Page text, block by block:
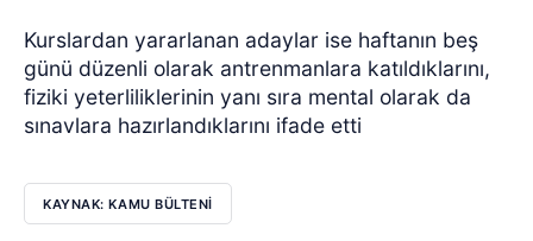
Kurslardan yararlanan adaylar ise haftanın beş
günü düzenli olarak antrenmanlara katıldıklarını,
fiziki yeterliliklerinin yanı sıra mental olarak da
sınavlara hazırlandıklarını ifade etti
KAYNAK: KAMU BÜLTENİ